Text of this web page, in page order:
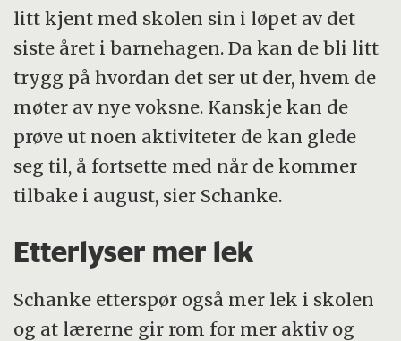
litt kjent med skolen sin i løpet av det
siste året i barnehagen. Da kan de bli litt
trygg på hvordan det ser ut der, hvem de
møter av nye voksne. Kanskje kan de
prøve ut noen aktiviteter de kan glede
seg til, å fortsette med når de kommer
tilbake i august, sier Schanke.
Etterlyser mer lek
Schanke etterspør også mer lek i skolen
og at lærerne gir rom for mer aktiv og